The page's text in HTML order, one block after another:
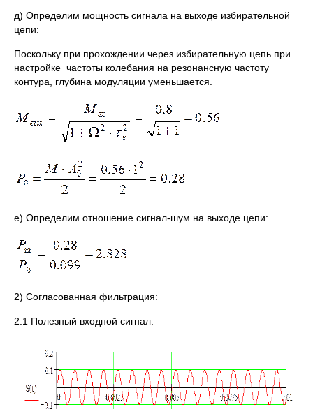
д) Определим мощность сигнала на выходе избирательной
цепи:
Поскольку при прохождении через избирательную цепь при
настройке частоты колебания на резонансную частоту
контура, глубина модуляции уменьшается.
е) Определим отношение сигнал-шум на выходе цепи:
2) Согласованная фильтрация:
2.1 Полезный входной сигнал: